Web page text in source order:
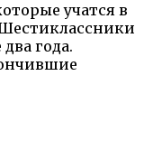
учатся в
года.